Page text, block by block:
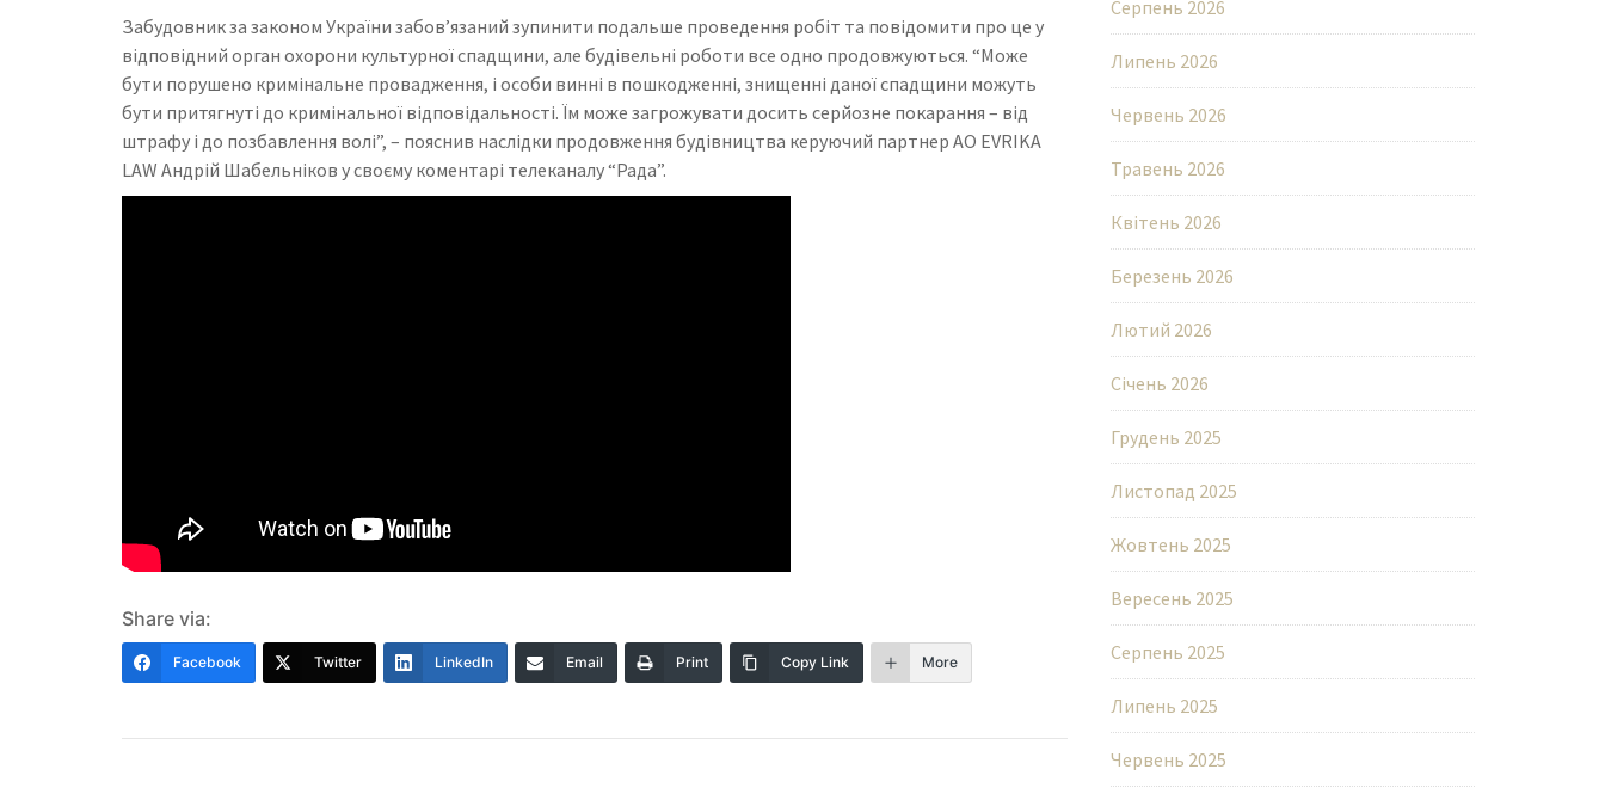
Забудовник за законом України забов’язаний зупинити подальше проведення робіт та повідомити про це у
відповідний орган охорони культурної спадщини, але будівельні роботи все одно продовжуються. “Може
бути порушено кримінальне провадження, і особи винні в пошкодженні, знищенні даної спадщини можуть
бути притягнуті до кримінальної відповідальності. Їм може загрожувати досить серйозне покарання – від
штрафу і до позбавлення волі”, – пояснив наслідки продовження будівництва керуючий партнер АО EVRIKA
LAW Андрій Шабельніков у своєму коментарі телеканалу “Рада”.
Share via:
Facebook Twitter LinkedIn Email Print Copy Link More
Серпень 2026
Липень 2026
Червень 2026
Травень 2026
Квітень 2026
Березень 2026
Лютий 2026
Січень 2026
Грудень 2025
Листопад 2025
Жовтень 2025
Вересень 2025
Серпень 2025
Липень 2025
Червень 2025